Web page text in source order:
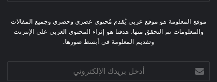
موقع المعلومة هو موقع عربي يُقدم مُحتوي عصري وحصري وجميع المقالات
والمعلومات تم التحقق منها، هدفنا هو إثراء المحتوي العربي علي الإنترنت
وتقديم المعلومة في أبسط صورها.
بريدك